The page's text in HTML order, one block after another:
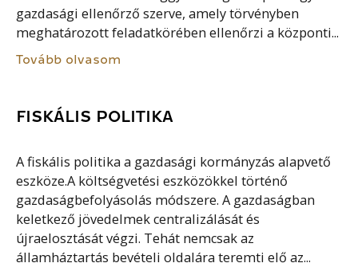
gazdasági ellenőrző szerve, amely törvényben
meghatározott feladatkörében ellenőrzi a központi...
Tovább olvasom
FISKÁLIS POLITIKA
A fiskális politika a gazdasági kormányzás alapvető
eszköze.A költségvetési eszközökkel történő
gazdaságbefolyásolás módszere. A gazdaságban
keletkező jövedelmek centralizálását és
újraelosztását végzi. Tehát nemcsak az
államháztartás bevételi oldalára teremti elő az...